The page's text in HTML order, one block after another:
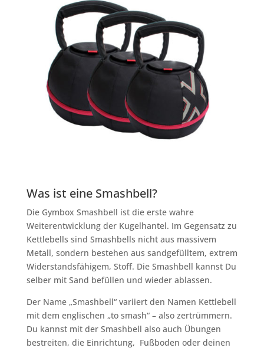
Was ist eine Smashbell?
Die Gymbox Smashbell ist die erste wahre
Weiterentwicklung der Kugelhantel. Im Gegensatz zu
Kettlebells sind Smashbells nicht aus massivem
Metall, sondern bestehen aus sandgefülltem, extrem
Widerstandsfähigem, Stoff. Die Smashbell kannst Du
selber mit Sand befüllen und wieder ablassen.
Der Name „Smashbell“ variiert den Namen Kettlebell
mit dem englischen „to smash“ – also zertrümmern.
Du kannst mit der Smashbell also auch Übungen
bestreiten, die Einrichtung, Fußboden oder deinen